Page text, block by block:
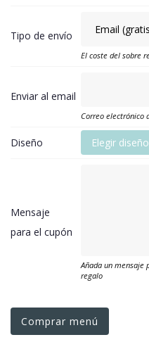
Tipo de envío
El coste del sobre
Enviar al email
Correo electrónico
Diseño Elegir diseño
Mensaje
para el cupón
Añada un mensaje
regalo
Comprar menú